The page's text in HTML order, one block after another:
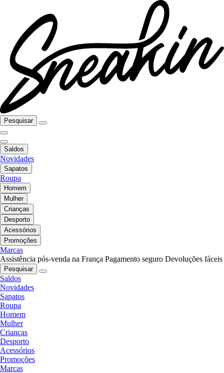
Pesquisar
Saldos
Novidades
Sapatos
Roupa
Homem
Mulher
Crianças
Desporto
Acessórios
Promoções
Marcas
Assistência pós-venda na França Pagamento seguro Devoluções fáceis
Pesquisar
Saldos
Novidades
Sapatos
Roupa
Homem
Mulher
Crianças
Desporto
Acessórios
Promoções
Marcas